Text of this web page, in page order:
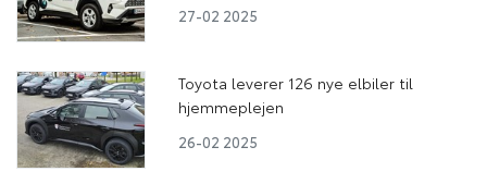
27-02 2025
Toyota leverer 126 nye elbiler til
hjemmeplejen
26-02 2025